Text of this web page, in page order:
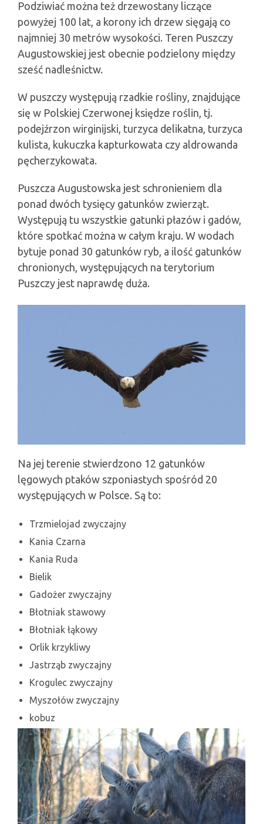
Podziwiać można też drzewostany liczące
powyżej 100 lat, a korony ich drzew sięgają co
najmniej 30 metrów wysokości. Teren Puszczy
Augustowskiej jest obecnie podzielony między
sześć nadleśnictw.
W puszczy występują rzadkie rośliny, znajdujące
się w Polskiej Czerwonej księdze roślin, tj.
podejźrzon wirginijski, turzyca delikatna, turzyca
kulista, kukuczka kapturkowata czy aldrowanda
pęcherzykowata.
Puszcza Augustowska jest schronieniem dla
ponad dwóch tysięcy gatunków zwierząt.
Występują tu wszystkie gatunki płazów i gadów,
które spotkać można w całym kraju. W wodach
bytuje ponad 30 gatunków ryb, a ilość gatunków
chronionych, występujących na terytorium
Puszczy jest naprawdę duża.
Na jej terenie stwierdzono 12 gatunków
lęgowych ptaków szponiastych spośród 20
występujących w Polsce. Są to:
Trzmielojad zwyczajny
Kania Czarna
Kania Ruda
Bielik
Gadożer zwyczajny
Błotniak stawowy
Błotniak łąkowy
Orlik krzykliwy
Jastrząb zwyczajny
Krogulec zwyczajny
Myszołów zwyczajny
kobuz